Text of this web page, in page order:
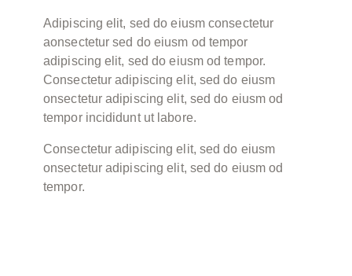
Adipiscing elit, sed do eiusm consectetur
aonsectetur sed do eiusm od tempor
adipiscing elit, sed do eiusm od tempor.
Consectetur adipiscing elit, sed do eiusm
onsectetur adipiscing elit, sed do eiusm od
tempor incididunt ut labore.
Consectetur adipiscing elit, sed do eiusm
onsectetur adipiscing elit, sed do eiusm od
tempor.